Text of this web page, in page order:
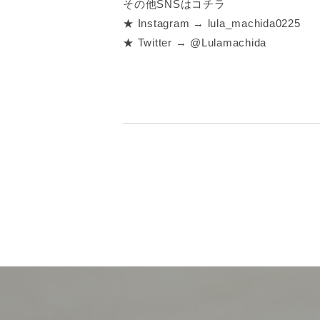
その他SNSはコチラ
★ Instagram → lula_machida0225
★ Twitter → @Lulamachida